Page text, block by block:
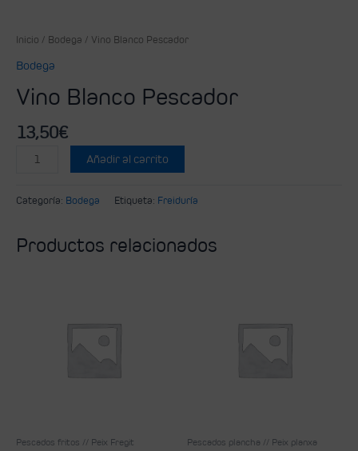
Inicio / Bodega / Vino Blanco Pescador
Bodega
Vino Blanco Pescador
13,50€
Añadir al carrito
Categoría: Bodega Etiqueta: Freiduría
Productos relacionados
Pescados fritos // Peix Fregit Pescados plancha // Peix planxa